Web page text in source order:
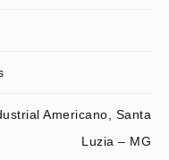
Americano, Santa
Luzia – MG